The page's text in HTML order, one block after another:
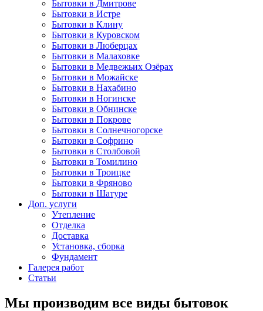
Бытовки в Дмитрове
Бытовки в Истре
Бытовки в Клину
Бытовки в Куровском
Бытовки в Люберцах
Бытовки в Малаховке
Бытовки в Медвежьих Озёрах
Бытовки в Можайске
Бытовки в Нахабино
Бытовки в Ногинске
Бытовки в Обнинске
Бытовки в Покрове
Бытовки в Солнечногорске
Бытовки в Софрино
Бытовки в Столбовой
Бытовки в Томилино
Бытовки в Троицке
Бытовки в Фряново
Бытовки в Шатуре
Доп. услуги
Утепление
Отделка
Доставка
Установка, сборка
Фундамент
Галерея работ
Статьи
Мы производим все виды бытовок